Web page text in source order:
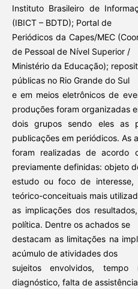
Instituto Brasileiro de
(IBICT – BDTD); Portal de
Periódicos da Capes/MEC
de Pessoal de Nível Superior /
Ministério da Educação);
públicas no Rio Grande do Sul
e em meios eletrônicos de
produções foram organizadas
dois grupos sendo eles as
publicações em periódicos. As
foram realizadas de acordo
previamente definidas: objeto
estudo ou foco de interesse,
teórico-conceituais mais
as implicações dos
política. Dentre os achados se
destacam as limitações na
acúmulo de atividades dos
sujeitos envolvidos,
diagnóstico, falta de